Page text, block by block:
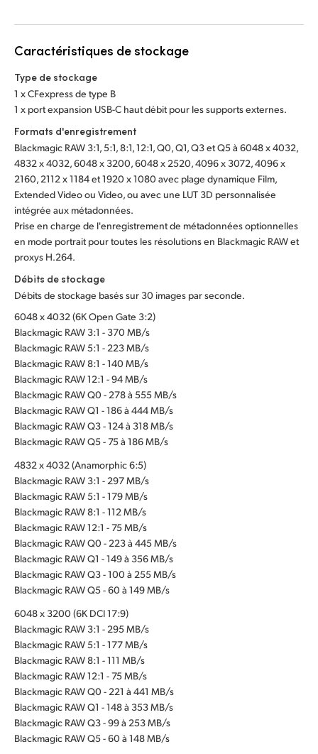
Caractéristiques de stockage
Type de stockage
1 x CFexpress de type B
1 x port expansion USB-C haut débit pour les supports externes.
Formats d'enregistrement
Blackmagic RAW 3:1, 5:1, 8:1, 12:1, Q0, Q1, Q3 et Q5 à 6048 x 4032,
4832 x 4032, 6048 x 3200, 6048 x 2520, 4096 x 3072, 4096 x
2160, 2112 x 1184 et 1920 x 1080 avec plage dynamique Film,
Extended Video ou Video, ou avec une LUT 3D personnalisée
intégrée aux métadonnées.
Prise en charge de l'enregistrement de métadonnées optionnelles
en mode portrait pour toutes les résolutions en Blackmagic RAW et
proxys H.264.
Débits de stockage
Débits de stockage basés sur 30 images par seconde.
6048 x 4032 (6K Open Gate 3:2)
Blackmagic RAW 3:1 - 370 MB/s
Blackmagic RAW 5:1 - 223 MB/s
Blackmagic RAW 8:1 - 140 MB/s
Blackmagic RAW 12:1 - 94 MB/s
Blackmagic RAW Q0 - 278 à 555 MB/s
Blackmagic RAW Q1 - 186 à 444 MB/s
Blackmagic RAW Q3 - 124 à 318 MB/s
Blackmagic RAW Q5 - 75 à 186 MB/s
4832 x 4032 (Anamorphic 6:5)
Blackmagic RAW 3:1 - 297 MB/s
Blackmagic RAW 5:1 - 179 MB/s
Blackmagic RAW 8:1 - 112 MB/s
Blackmagic RAW 12:1 - 75 MB/s
Blackmagic RAW Q0 - 223 à 445 MB/s
Blackmagic RAW Q1 - 149 à 356 MB/s
Blackmagic RAW Q3 - 100 à 255 MB/s
Blackmagic RAW Q5 - 60 à 149 MB/s
6048 x 3200 (6K DCI 17:9)
Blackmagic RAW 3:1 - 295 MB/s
Blackmagic RAW 5:1 - 177 MB/s
Blackmagic RAW 8:1 - 111 MB/s
Blackmagic RAW 12:1 - 75 MB/s
Blackmagic RAW Q0 - 221 à 441 MB/s
Blackmagic RAW Q1 - 148 à 353 MB/s
Blackmagic RAW Q3 - 99 à 253 MB/s
Blackmagic RAW Q5 - 60 à 148 MB/s